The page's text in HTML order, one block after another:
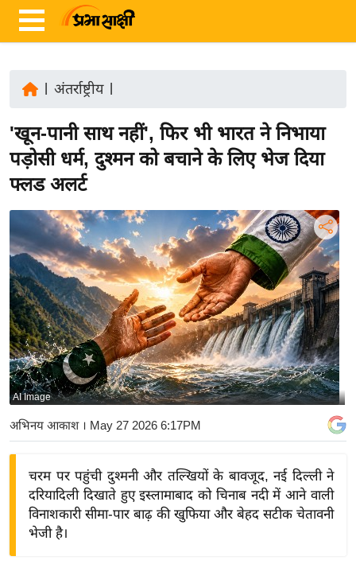
ज़ा
ख
र
रा
ष्ट्री
य
अं
त
र्रा
ष्ट्री
य
बि
ज़
ने
द्यो
अंतर्राष्ट्रीय|
'खून-पानी साथ नहीं', फिर भी भारत ने निभाया
पड़ोसी धर्म, दुश्मन को बचाने के लिए भेज दिया
फ्लड अलर्ट
AI Image
अभिनय आकाश। May 27 2026 6:17PM
चरम पर पहुंची दुश्मनी और तल्खियों के बावजूद, नई दिल्ली ने
दरियादिली दिखाते हुए इस्लामाबाद को चिनाब नदी में आने वाली
विनाशकारी सीमा-पार बाढ़ की खुफिया और बेहद सटीक चेतावनी
भेजी है।